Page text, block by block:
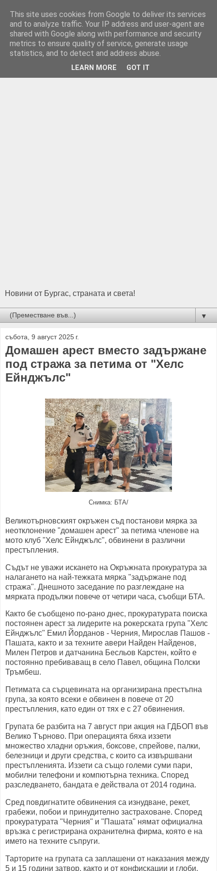
Новини от Бургас, страната и света!
▼
събота, 9 август 2025 г.
Домашен арест вместо задържане
под стража за петима от "Хелс
Ейнджълс"
Снимка: БТА/
Великотърновският окръжен съд постанови мярка за
неотклонение "домашен арест" за петима членове на
мото клуб "Хелс Ейнджълс", обвинени в различни
престъпления.
Съдът не уважи искането на Окръжната прокуратура за
налагането на най-тежката мярка "задържане под
стража". Днешното заседание по разглеждане на
мярката продължи повече от четири часа, съобщи БТА.
Както бе съобщено по-рано днес, прокуратурата поиска
постоянен арест за лидерите на рокерската група "Хелс
Ейнджълс" Емил Йорданов - Черния, Мирослав Пашов -
Пашата, както и за техните авери Найден Найденов,
Милен Петров и датчанина Бесльов Карстен, който е
постоянно пребиваващ в село Павел, община Полски
Тръмбеш.
Петимата са сърцевината на организирана престъпна
група, за която всеки е обвинен в повече от 20
престъпления, като един от тях е с 27 обвинения.
Групата бе разбита на 7 август при акция на ГДБОП във
Велико Търново. При операцията бяха иззети
множество хладни оръжия, боксове, спрейове, палки,
белезници и други средства, с които са извършвани
престъпленията. Иззети са също големи суми пари,
мобилни телефони и компютърна техника. Според
разследването, бандата е действала от 2014 година.
Сред повдигнатите обвинения са изнудване, рекет,
грабежи, побои и принудително застраховане. Според
прокуратурата "Черния" и "Пашата" нямат официална
връзка с регистрирана охранителна фирма, която е на
името на техните съпруги.
Тарторите на групата са заплашени от наказания между
5 и 15 години затвор, както и от конфискации и глоби.
This site uses cookies from Google to deliver its services
and to analyze traffic. Your IP address and user-agent are
shared with Google along with performance and security
metrics to ensure quality of service, generate usage
statistics, and to detect and address abuse.
LEARN MORE GOT IT